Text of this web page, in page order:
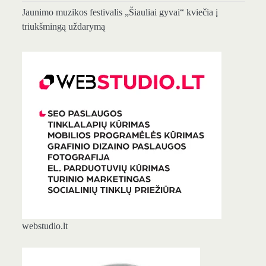
Jaunimo muzikos festivalis „Šiauliai gyvai“ kviečia į
triukšmingą uždarymą
webstudio.lt